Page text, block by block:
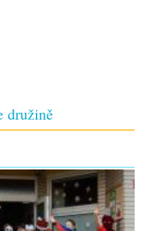
družině